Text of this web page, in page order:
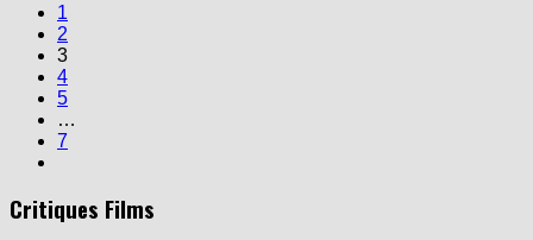
1
2
3
4
5
…
7
Critiques Films